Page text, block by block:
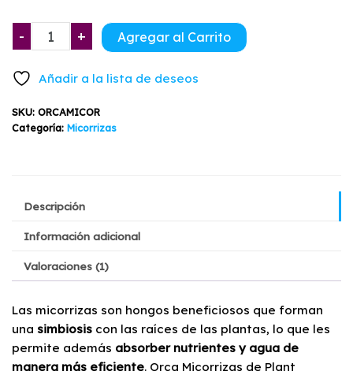
desde
$22.900
hasta
-
Orca
Micorrizas
100ml
-
473ml
+ Agregar al Carrito
Añadir a la lista de deseos
SKU: ORCAMICOR
Categoría: Micorrizas
Descripción
Información adicional
Valoraciones (1)
Las micorrizas son hongos beneficiosos que forman
una simbiosis con las raíces de las plantas, lo que les
permite además absorber nutrientes y agua de
manera más eficiente. Orca Micorrizas de Plant